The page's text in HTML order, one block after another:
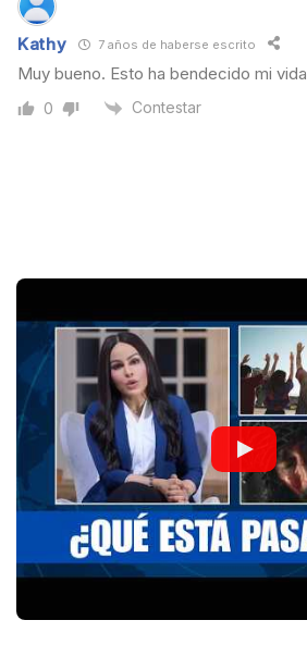
Kathy 7 años de haberse escrito
Muy bueno. Esto ha bendecido mi vida
0 Contestar